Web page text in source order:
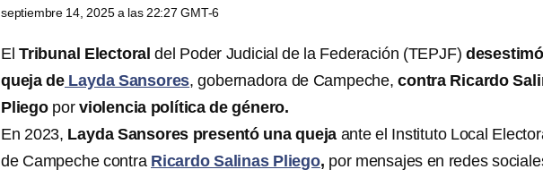
septiembre 14, 2025 a las 22:27 GMT-6
El Tribunal Electoral del Poder Judicial de la Federación (TEPJF)
queja de Layda Sansores, gobernadora de Campeche,contra Ricardo
Pliego porviolencia política de género.
En 2023, Layda Sansores presentó una queja ante el Instituto Local
de Campeche contra Ricardo Salinas Pliego, por mensajes en redes